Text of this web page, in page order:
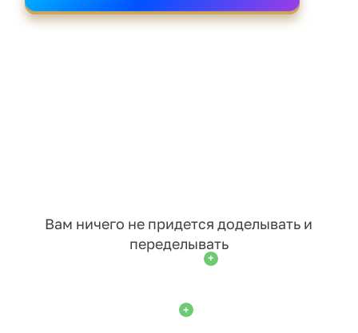
Вам ничего не придется доделывать и
переделывать
+
+